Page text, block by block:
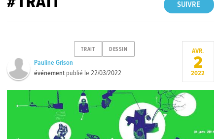
SUIVRE
TRAIT DESSIN
Pauline Grison
événement publié le22/03/2022
AVR.
2
2022